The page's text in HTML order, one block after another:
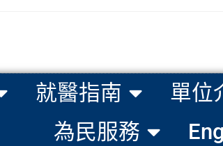
就醫指南 單位
為民服務